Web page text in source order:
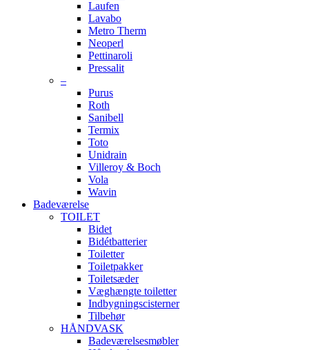
Laufen
Lavabo
Metro Therm
Neoperl
Pettinaroli
Pressalit
–
Purus
Roth
Sanibell
Termix
Toto
Unidrain
Villeroy & Boch
Vola
Wavin
Badeværelse
TOILET
Bidet
Bidétbatterier
Toiletter
Toiletpakker
Toiletsæder
Væghængte toiletter
Indbygningscisterner
Tilbehør
HÅNDVASK
Badeværelsesmøbler